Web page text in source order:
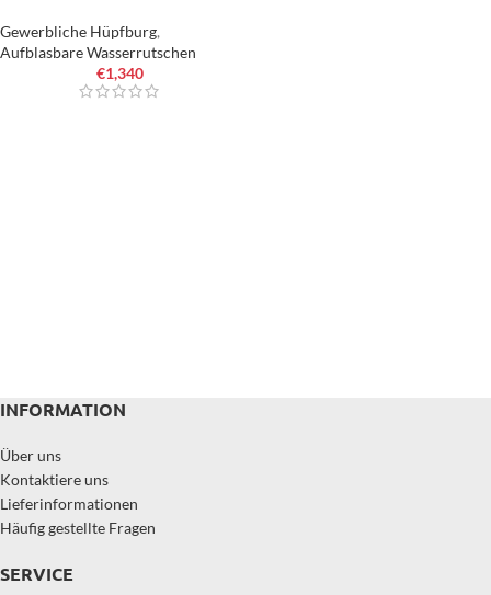
Gewerbliche Hüpfburg,
Aufblasbare Wasserrutschen
€1,340
INFORMATION
Über uns
Kontaktiere uns
Lieferinformationen
Häufig gestellte Fragen
SERVICE